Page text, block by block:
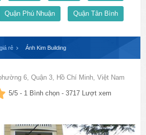
Quận Phú Nhuận Quận Tân Bình
rẻ Ánh Kim Building
6, Quận 3, Hồ Chí Minh, Việt Nam
5/5 - 1 Bình chọn - 3717 Lượt xem